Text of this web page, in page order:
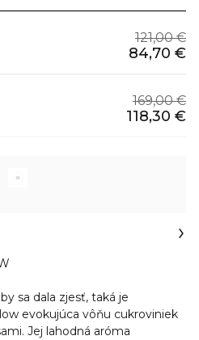
121,00 €
84,70 €
169,00 €
118,30 €
sa dala zjesť, taká je
evokujúca vôňu cukroviniek
Jej lahodná aróma